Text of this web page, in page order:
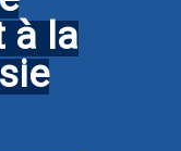
à la